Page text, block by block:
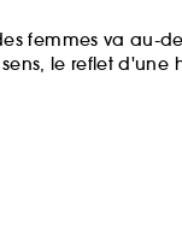
femmes va au-
le reflet d'une